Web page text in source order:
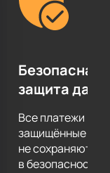
Безопасная
защита
Все платежи
защищённые
не сохраняются
в безопасности.